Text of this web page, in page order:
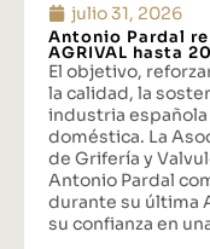
julio 31, 2026
Antonio Pardal
AGRIVAL hasta
El objetivo,
la calidad, la
industria
doméstica. La
de Grifería y
Antonio Pardal
durante su última
su confianza en